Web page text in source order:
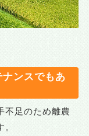
ナンスでもあ
不足のため離農